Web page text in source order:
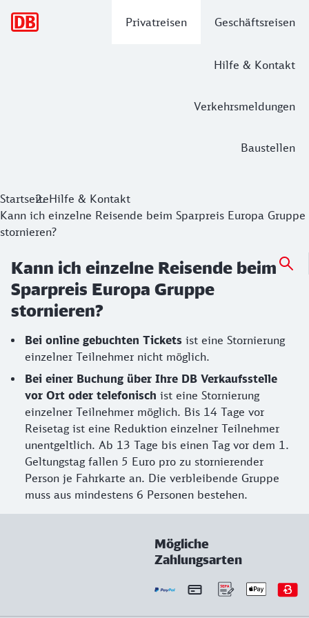
Privatreisen Geschäftsreisen
Hilfe & Kontakt
Verkehrsmeldungen
Baustellen
StartseiteHilfe & Kontakt
Kann ich einzelne Reisende beim Sparpreis Europa Gruppe
stornieren?
Kann ich einzelne Reisende beim
Sparpreis Europa Gruppe
stornieren?
Bei online gebuchten Tickets ist eine Stornierung
einzelner Teilnehmer nicht möglich.
Bei einer Buchung über Ihre DB Verkaufsstelle
vor Ort oder telefonisch ist eine Stornierung
einzelner Teilnehmer möglich. Bis 14 Tage vor
Reisetag ist eine Reduktion einzelner Teilnehmer
unentgeltlich. Ab 13 Tage bis einen Tag vor dem 1.
Geltungstag fallen 5 Euro pro zu stornierender
Person je Fahrkarte an. Die verbleibende Gruppe
muss aus mindestens 6 Personen bestehen.
Mögliche
Zahlungsarten